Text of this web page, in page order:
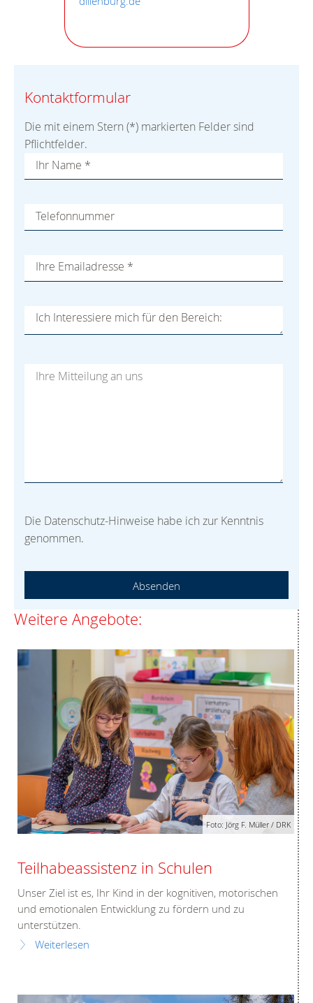
Kontaktformular
Die mit einem Stern (*) markierten Felder sind
Pflichtfelder.
Ihr Name *
Telefonnummer
Ihre Emailadresse *
Ich Interessiere mich für den Bereich:
Die Datenschutz-Hinweise habe ich zur Kenntnis
genommen.
Absenden
Weitere Angebote:
Foto: Jörg F. Müller / DRK
Teilhabeassistenz in Schulen
Unser Ziel ist es, Ihr Kind in der kognitiven, motorischen
und emotionalen Entwicklung zu fördern und zu
unterstützen.
Weiterlesen